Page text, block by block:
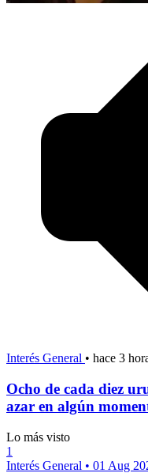
Interés General • hace 3
Ocho de cada diez
azar en algún
Lo más visto
1
Interés General • 01 Aug